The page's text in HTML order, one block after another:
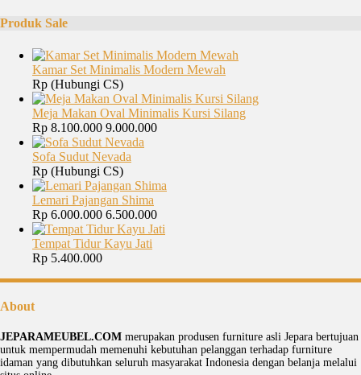
Produk Sale
Kamar Set Minimalis Modern Mewah
Rp (Hubungi CS)
Meja Makan Oval Minimalis Kursi Silang
Rp 8.100.000 9.000.000
Sofa Sudut Nevada
Rp (Hubungi CS)
Lemari Pajangan Shima
Rp 6.000.000 6.500.000
Tempat Tidur Kayu Jati
Rp 5.400.000
About
JEPARAMEUBEL.COM merupakan produsen furniture asli Jepara bertujuan
untuk mempermudah memenuhi kebutuhan pelanggan terhadap furniture
idaman yang dibutuhkan seluruh masyarakat Indonesia dengan belanja melalui